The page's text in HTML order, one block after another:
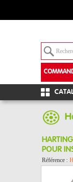
POUR
Référence :